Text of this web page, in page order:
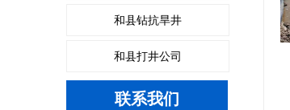
和县钻抗旱井
和县打井公司
联系我们